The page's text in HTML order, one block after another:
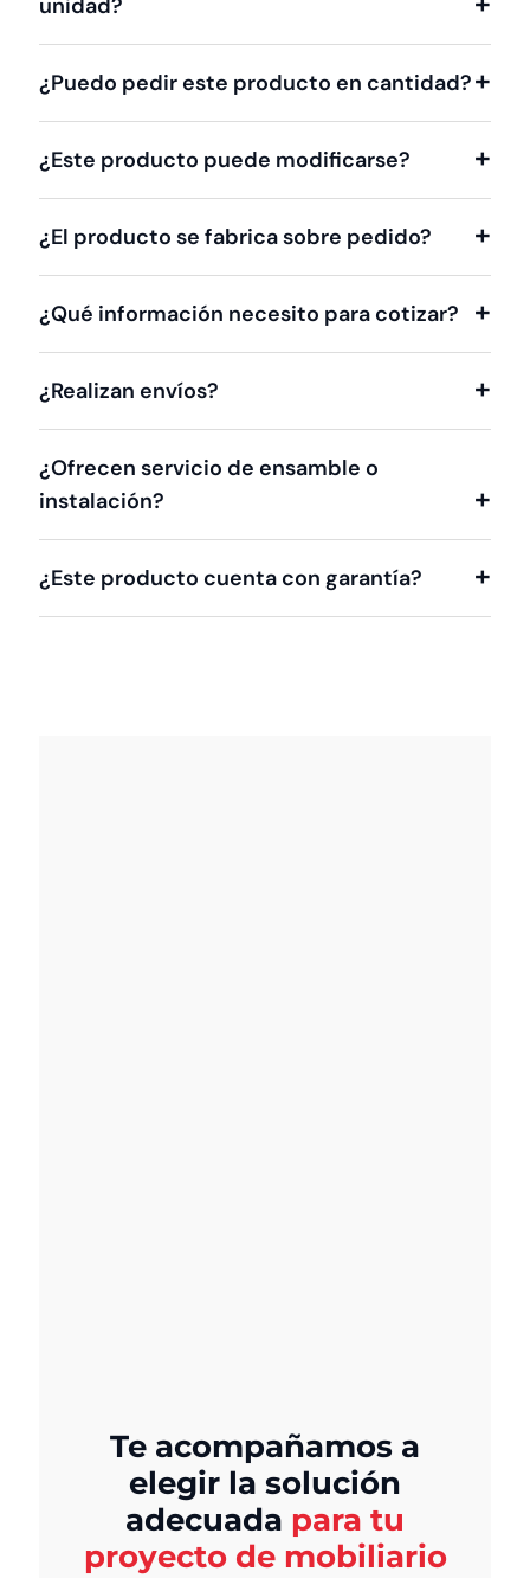
unidad?
¿Puedo pedir este producto en cantidad?
¿Este producto puede modificarse?
¿El producto se fabrica sobre pedido?
¿Qué información necesito para cotizar?
¿Realizan envíos?
¿Ofrecen servicio de ensamble o
instalación?
¿Este producto cuenta con garantía?
Te acompañamos a
elegir la solución
adecuada para tu
proyecto de mobiliario